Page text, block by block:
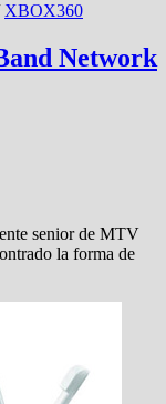
XBOX360
Network
senior de MTV
la forma de